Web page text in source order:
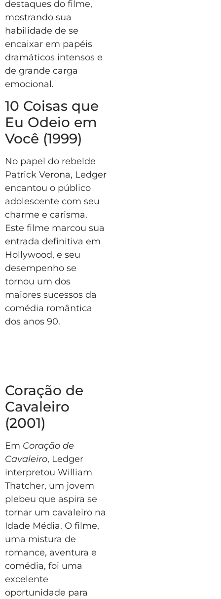
destaques do filme,
mostrando sua
habilidade de se
encaixar em papéis
dramáticos intensos e
de grande carga
emocional.
10 Coisas que
Eu Odeio em
Você (1999)
No papel do rebelde
Patrick Verona, Ledger
encantou o público
adolescente com seu
charme e carisma.
Este filme marcou sua
entrada definitiva em
Hollywood, e seu
desempenho se
tornou um dos
maiores sucessos da
comédia romântica
dos anos 90.
Coração de
Cavaleiro
(2001)
Em Coração de
Cavaleiro, Ledger
interpretou William
Thatcher, um jovem
plebeu que aspira se
tornar um cavaleiro na
Idade Média. O filme,
uma mistura de
romance, aventura e
comédia, foi uma
excelente
oportunidade para